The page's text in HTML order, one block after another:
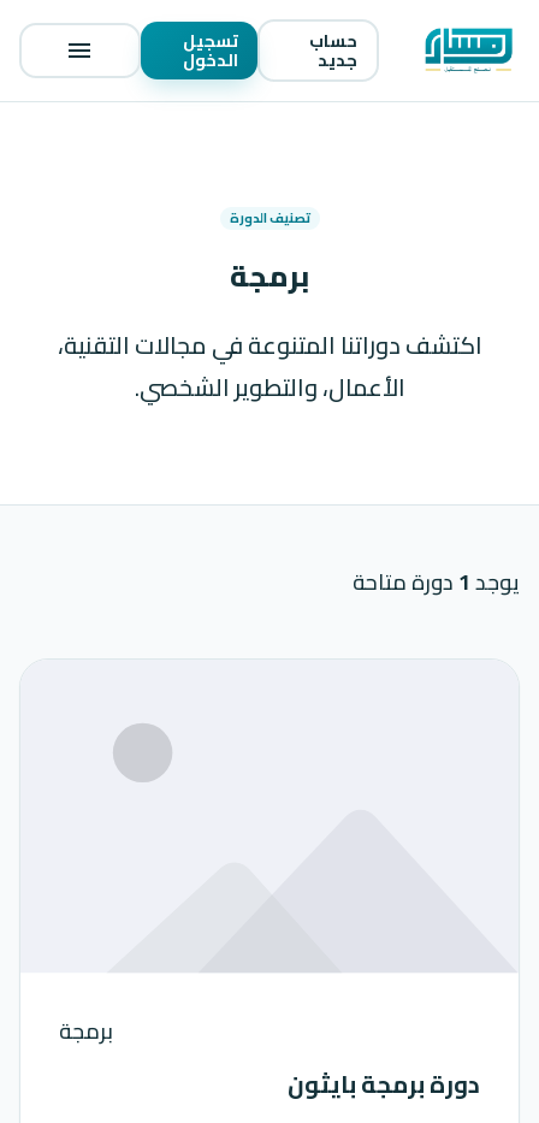
حساب
جديد
تسجيل
الدخول menu
تصنيف الدورة
برمجة
اكتشف دوراتنا المتنوعة في مجالات التقنية،
الأعمال، والتطوير الشخصي.
يوجد1دورة متاحة
برمجة
دورة برمجة بايثون